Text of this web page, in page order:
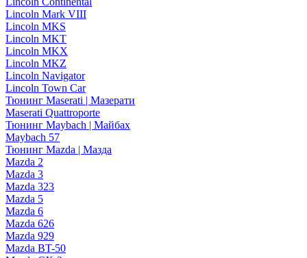
Lincoln Mark VIII
Lincoln MKS
Lincoln MKT
Lincoln MKX
Lincoln MKZ
Lincoln Navigator
Lincoln Town Car
Тюнинг Maserati | Мазерати
Maserati Quattroporte
Тюнинг Maybach | Майбах
Maybach 57
Тюнинг Mazda | Мазда
Mazda 2
Mazda 3
Mazda 323
Mazda 5
Mazda 6
Mazda 626
Mazda 929
Mazda BT-50